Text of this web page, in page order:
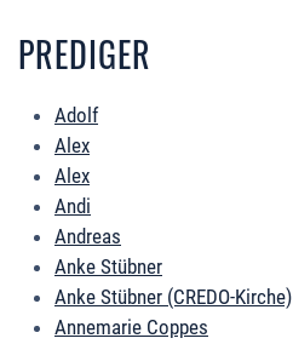
PREDIGER
Adolf
Alex
Alex
Andi
Andreas
Anke Stübner
Anke Stübner (CREDO-Kirche)
Annemarie Coppes